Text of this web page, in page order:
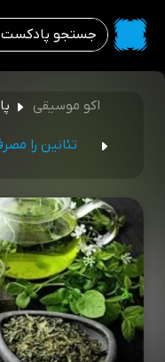
اکو موسیقی
تئانین را